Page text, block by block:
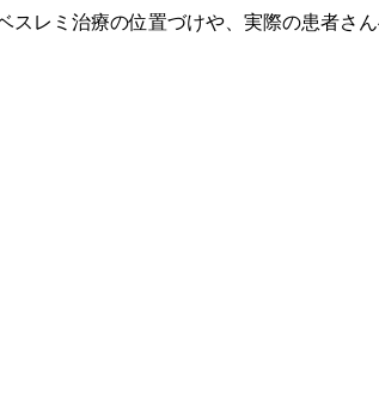
レミ治療の位置づけや、実際の患者さ